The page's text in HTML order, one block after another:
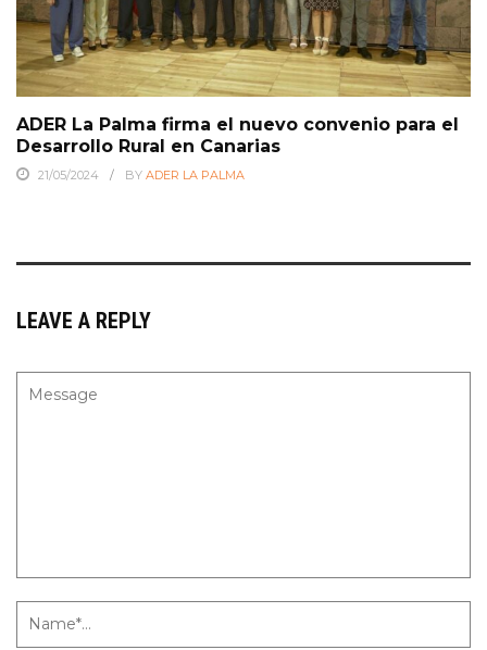
ADER La Palma firma el nuevo convenio para el
Desarrollo Rural en Canarias
21/05/2024 BY ADER LA PALMA
LEAVE A REPLY